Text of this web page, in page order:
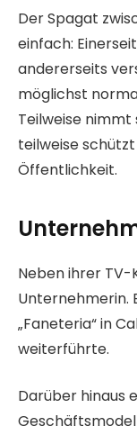
Der Spagat
einfach:
andererseits
möglichst
Teilweise nimmt
teilweise
Öffentlichkeit.
Neben ihrer TV-
Unternehmerin.
„Faneteria“ in
weiterführte.
Darüber hinaus